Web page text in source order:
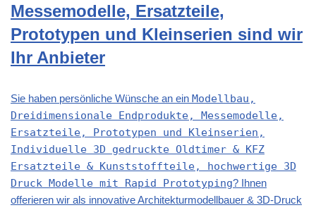
Messemodelle, Ersatzteile,
Prototypen und Kleinserien sind wir
Ihr Anbieter
Sie haben persönliche Wünsche an ein Modellbau,
Dreidimensionale Endprodukte, Messemodelle,
Ersatzteile, Prototypen und Kleinserien,
Individuelle 3D gedruckte Oldtimer & KFZ
Ersatzteile & Kunststoffteile, hochwertige 3D
Druck Modelle mit Rapid Prototyping? Ihnen
offerieren wir als innovative Architekturmodellbauer & 3D-Druck